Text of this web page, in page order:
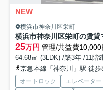
NEW
横浜市神奈川区栄町
横浜市神奈川区栄町の賃貸
25万円 管理/共益費10,000
64.68㎡ (3LDK) /築3年 /11階
京急本線「神奈川」駅 徒歩
オートロック エレベーター